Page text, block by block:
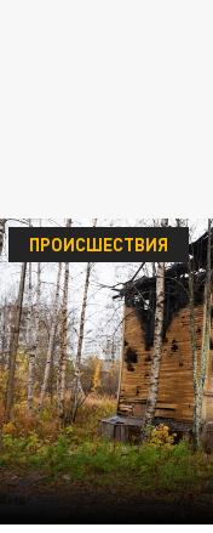
ПРОИСШЕСТВИЯ